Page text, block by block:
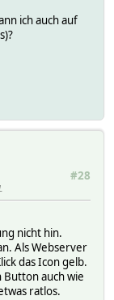
ich auch auf
#28
nicht hin.
Als Webserver
das Icon gelb.
auch wie
ratlos.